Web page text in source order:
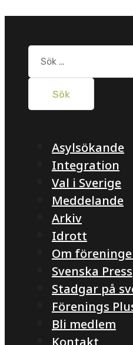
Sök
efter:
Asylsökande
Integration
Val i Sverige
Meddelande
Arkiv
Idrott
Om
Svenska Press
Stadgar på
Förenings
Bli medlem